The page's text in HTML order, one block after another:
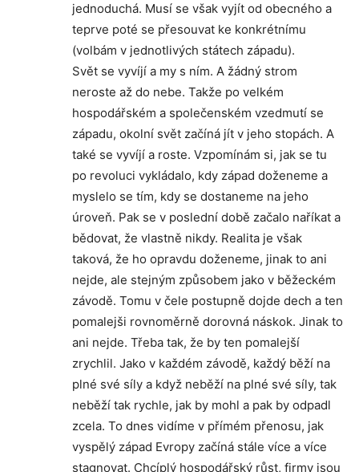
jednoduchá. Musí se však vyjít od obecného a
teprve poté se přesouvat ke konkrétnímu
(volbám v jednotlivých státech západu).
Svět se vyvíjí a my s ním. A žádný strom
neroste až do nebe. Takže po velkém
hospodářském a společenském vzedmutí se
západu, okolní svět začíná jít v jeho stopách. A
také se vyvíjí a roste. Vzpomínám si, jak se tu
po revoluci vykládalo, kdy západ doženeme a
myslelo se tím, kdy se dostaneme na jeho
úroveň. Pak se v poslední době začalo naříkat a
bědovat, že vlastně nikdy. Realita je však
taková, že ho opravdu doženeme, jinak to ani
nejde, ale stejným způsobem jako v běžeckém
závodě. Tomu v čele postupně dojde dech a ten
pomalejši rovnoměrně dorovná náskok. Jinak to
ani nejde. Třeba tak, že by ten pomalejší
zrychlil. Jako v každém závodě, každý běží na
plné své síly a když neběží na plné své síly, tak
neběží tak rychle, jak by mohl a pak by odpadl
zcela. To dnes vidíme v přímém přenosu, jak
vyspělý západ Evropy začíná stále více a více
stagnovat. Chcíplý hospodářský růst, firmy jsou